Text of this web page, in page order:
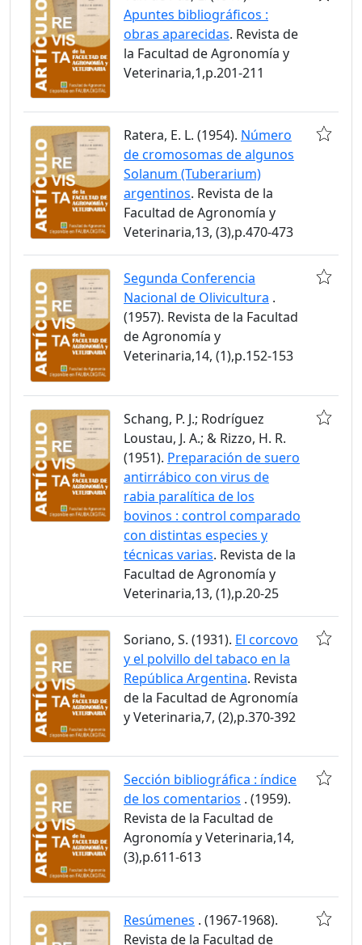
Apuntes bibliográficos :
obras aparecidas. Revista de
la Facultad de Agronomía y
Veterinaria,1,p.201-211
Ratera, E. L. (1954). Número
de cromosomas de algunos
Solanum (Tuberarium)
argentinos. Revista de la
Facultad de Agronomía y
Veterinaria,13, (3),p.470-473
Segunda Conferencia
Nacional de Olivicultura .
(1957). Revista de la Facultad
de Agronomía y
Veterinaria,14, (1),p.152-153
Schang, P. J.; Rodríguez
Loustau, J. A.; & Rizzo, H. R.
(1951). Preparación de suero
antirrábico con virus de
rabia paralítica de los
bovinos : control comparado
con distintas especies y
técnicas varias. Revista de la
Facultad de Agronomía y
Veterinaria,13, (1),p.20-25
Soriano, S. (1931). El corcovo
y el polvillo del tabaco en la
República Argentina. Revista
de la Facultad de Agronomía
y Veterinaria,7, (2),p.370-392
Sección bibliográfica : índice
de los comentarios . (1959).
Revista de la Facultad de
Agronomía y Veterinaria,14,
(3),p.611-613
Resúmenes . (1967-1968).
Revista de la Facultad de